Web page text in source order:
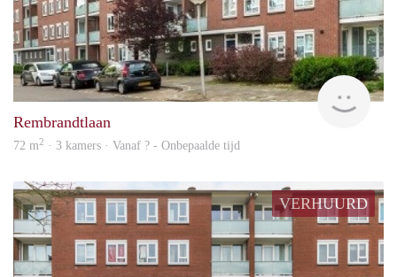
rent
Rembrandtlaan
72 m2 · 3 kamers · Vanaf ? - Onbepaalde tijd
VERHUURD